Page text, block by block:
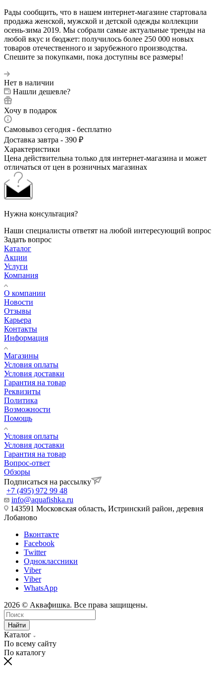
Рады сообщить, что в нашем интернет-магазине стартовала
продажа женской, мужской и детской одежды коллекции
осень-зима 2019. Мы собрали самые актуальные тренды на
любой вкус и бюджет: получилось более 250 000 новых
товаров отечественного и зарубежного производства.
Спешите за покупками, пока доступны все размеры!
Нет в наличии
Нашли дешевле?
Хочу в подарок
Самовывоз сегодня - бесплатно
Доставка завтра - 390 ₽
Характеристики
Цена действительна только для интернет-магазина и может
отличаться от цен в розничных магазинах
Нужна консультация?
Наши специалисты ответят на любой интересующий вопрос
Задать вопрос
Каталог
Акции
Услуги
Компания
О компании
Новости
Отзывы
Карьера
Контакты
Информация
Магазины
Условия оплаты
Условия доставки
Гарантия на товар
Реквизиты
Политика
Возможности
Помощь
Условия оплаты
Условия доставки
Гарантия на товар
Вопрос-ответ
Обзоры
Подписаться на рассылку
+7 (495) 972 99 48
info@aquafishka.ru
143591 Московская область, Истринский район, деревня
Лобаново
Вконтакте
Facebook
Twitter
Одноклассники
Viber
Viber
WhatsApp
2026 © Аквафишка. Все права защищены.
Найти
Каталог
По всему сайту
По каталогу